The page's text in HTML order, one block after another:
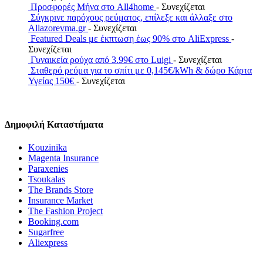
Προσφορές Μήνα στο All4home - Συνεχίζεται
Σύγκρινε παρόχους ρεύματος, επίλεξε και άλλαξε στο
Allazorevma.gr- Συνεχίζεται
Featured Deals με έκπτωση έως 90% στο AliExpress -
Συνεχίζεται
Γυναικεία ρούχα από 3.99€ στο Luigi - Συνεχίζεται
Σταθερό ρεύμα για το σπίτι με 0,145€/kWh & δώρο Κάρτα
Υγείας 150€ - Συνεχίζεται
Δημοφιλή Καταστήματα
Kouzinika
Magenta Insurance
Paraxenies
Tsoukalas
The Brands Store
Insurance Market
The Fashion Project
Booking.com
Sugarfree
Aliexpress